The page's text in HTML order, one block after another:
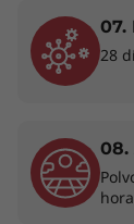
Este
perfil
07.
28
08.